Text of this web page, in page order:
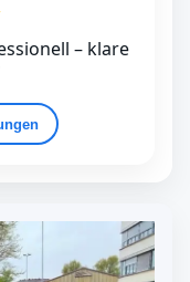
– klare